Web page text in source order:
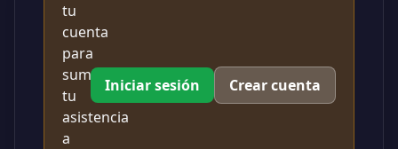
tu
cuenta
para
sumar
tu
asistencia
a
Iniciar sesión Crear cuenta